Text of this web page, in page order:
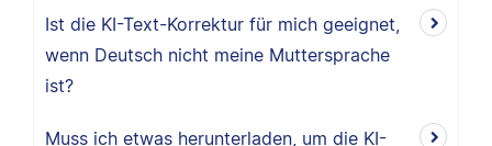
Ist die KI-Text-Korrektur für mich geeignet,
wenn Deutsch nicht meine Muttersprache
ist?
Muss ich etwas herunterladen, um die KI-